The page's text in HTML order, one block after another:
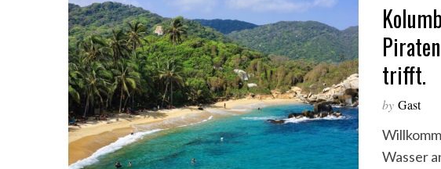
trifft.
by Gast
Wasser
e
a
r
c
h
f
o
r
: